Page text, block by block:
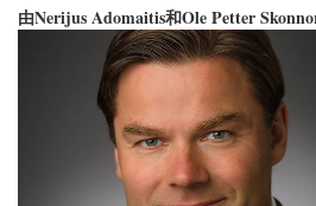
由Nerijus Adomaitis和Ole Petter